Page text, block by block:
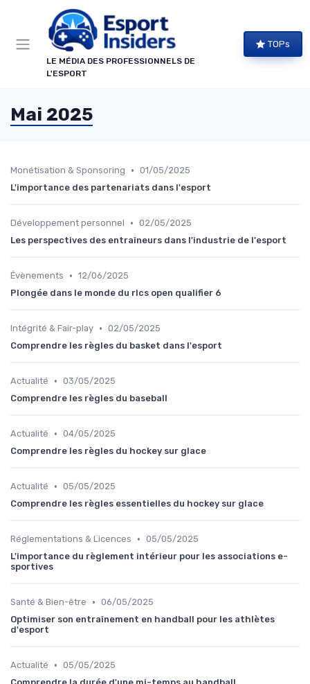
LE MÉDIA DES PROFESSIONNELS DE
L'ESPORT
TOPs
Mai 2025
Monétisation & Sponsoring • 01/05/2025
L'importance des partenariats dans l'esport
Développement personnel • 02/05/2025
Les perspectives des entraîneurs dans l'industrie de l'esport
Évènements • 12/06/2025
Plongée dans le monde du rlcs open qualifier 6
Intégrité & Fair-play • 02/05/2025
Comprendre les règles du basket dans l'esport
Actualité • 03/05/2025
Comprendre les règles du baseball
Actualité • 04/05/2025
Comprendre les règles du hockey sur glace
Actualité • 05/05/2025
Comprendre les règles essentielles du hockey sur glace
Réglementations & Licences • 05/05/2025
L'importance du règlement intérieur pour les associations e-
sportives
Santé & Bien-être • 06/05/2025
Optimiser son entraînement en handball pour les athlètes
d'esport
Actualité • 05/05/2025
Panneau de gestion des cookies